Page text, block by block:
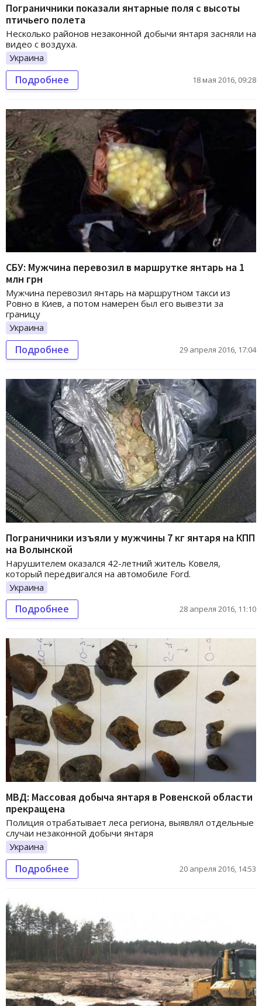
Пограничники показали янтарные поля с высоты
птичьего полета
Несколько районов незаконной добычи янтаря засняли на
видео с воздуха.
Украина
Подробнее 18 мая 2016, 09:28
СБУ: Мужчина перевозил в маршрутке янтарь на 1
млн грн
Мужчина перевозил янтарь на маршрутном такси из
Ровно в Киев, а потом намерен был его вывезти за
границу
Украина
Подробнее 29 апреля 2016, 17:04
Пограничники изъяли у мужчины 7 кг янтаря на КПП
на Волынской
Нарушителем оказался 42-летний житель Ковеля,
который передвигался на автомобиле Ford.
Украина
Подробнее 28 апреля 2016, 11:10
МВД: Массовая добыча янтаря в Ровенской области
прекращена
Полиция отрабатывает леса региона, выявлял отдельные
случаи незаконной добычи янтаря
Украина
Подробнее 20 апреля 2016, 14:53